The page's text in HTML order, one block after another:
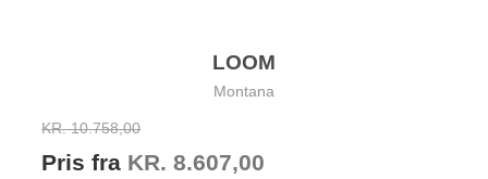
LOOM
Montana
KR. 10.758,00
Pris fra KR. 8.607,00